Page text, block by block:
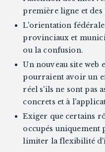
première ligne et des
L'orientation
provinciaux et
ou la confusion.
Un nouveau site web
pourraient avoir un
réel s'ils ne sont pas
concrets et à
Exiger que certains
occupés
limiter la flexibilité